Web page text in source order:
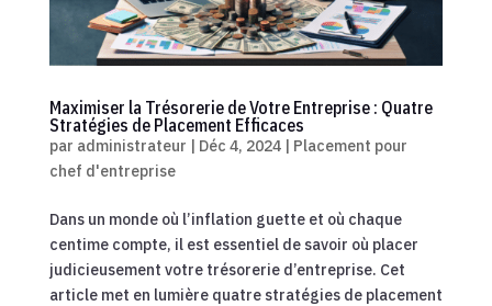
Maximiser la Trésorerie de Votre Entreprise : Quatre
Stratégies de Placement Efficaces
par administrateur | Déc 4, 2024| Placement pour
chef d'entreprise
Dans un monde où l’inflation guette et où chaque
centime compte, il est essentiel de savoir où placer
judicieusement votre trésorerie d’entreprise. Cet
article met en lumière quatre stratégies de placement